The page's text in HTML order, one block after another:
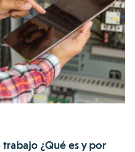
¿Qué es y por